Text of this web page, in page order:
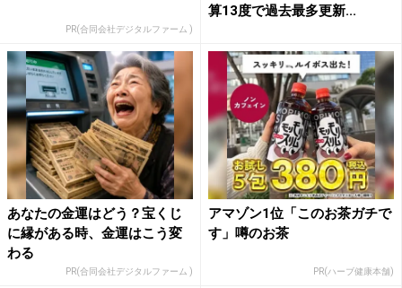
PR(合同会社デジタルファーム )
算13度で過去最多更新...
あなたの金運はどう？宝くじ
に縁がある時、金運はこう変
わる
PR(合同会社デジタルファーム )
アマゾン1位「このお茶ガチで
す」噂のお茶
PR(ハーブ健康本舗)